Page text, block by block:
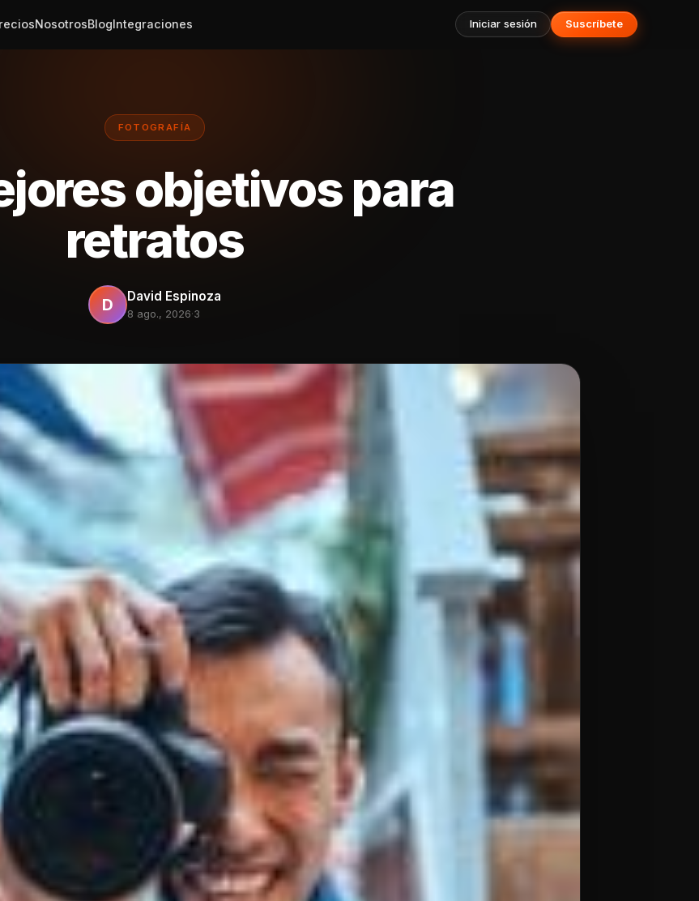
NosotrosBlogIntegraciones Iniciar sesión Suscríbete
FOTOGRAFÍA
objetivos para
retratos
D David Espinoza
8 ago., 2026·3